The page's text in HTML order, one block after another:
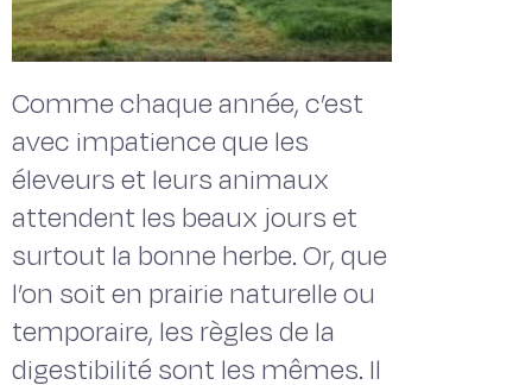
Comme chaque année, c’est
avec impatience que les
éleveurs et leurs animaux
attendent les beaux jours et
surtout la bonne herbe. Or, que
l’on soit en prairie naturelle ou
temporaire, les règles de la
digestibilité sont les mêmes. Il